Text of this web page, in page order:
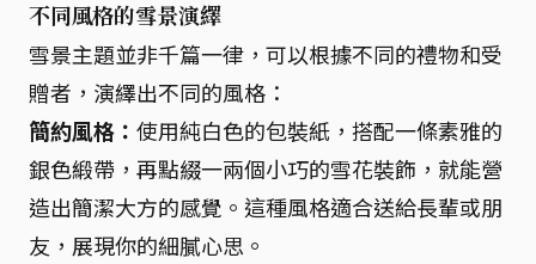
不同風格的雪景演繹
雪景主題並非千篇一律，可以根據不同的禮物和受
贈者，演繹出不同的風格：
簡約風格： 使用純白色的包裝紙，搭配一條素雅的
銀色緞帶，再點綴一兩個小巧的雪花裝飾，就能營
造出簡潔大方的感覺。這種風格適合送給長輩或朋
友，展現你的細膩心思。